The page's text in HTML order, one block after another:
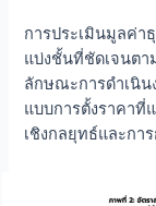
การประเมินมูลค่า
แบ่งชั้นที่ชัดเจนตา
ลักษณะการดำเนิน
แบบการตั้งราคาที่
เชิงกลยุทธ์และกา